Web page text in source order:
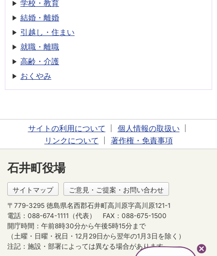
学校・教育
結婚・離婚
引越し・住まい
就職・離職
高齢・介護
おくやみ
サイトの利用について
個人情報の取扱い
リンクについて
著作権・免責事項
石井町役場
サイトマップ ご意見・ご提案・お問い合わせ
〒779-3295 徳島県名西郡石井町高川原字高川原121-1
電話：088-674-1111（代表）
FAX：088-675-1500
開庁時間：午前8時30分から午後5時15分まで
（土曜・日曜・祝日・12月29日から翌年の1月3日を除く）
注記：施設・部署によっては異なる場合があります。